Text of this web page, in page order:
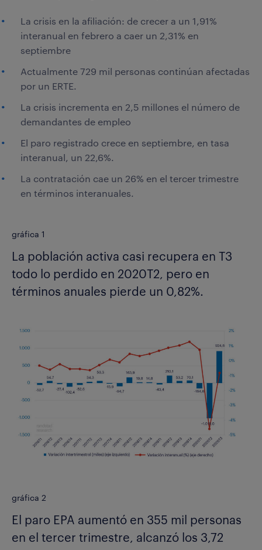
La crisis en la afiliación: de crecer a un 1,91%
interanual en febrero a caer un 2,31% en
septiembre
Actualmente 729 mil personas continúan afectadas
por un ERTE.
La crisis incrementa en 2,5 millones el número de
demandantes de empleo
El paro registrado crece en septiembre, en tasa
interanual, un 22,6%.
La contratación cae un 26% en el tercer trimestre
en términos interanuales.
gráfica 1
La población activa casi recupera en T3
todo lo perdido en 2020T2, pero en
términos anuales pierde un 0,82%.
gráfica 2
El paro EPA aumentó en 355 mil personas
en el tercer trimestre, alcanzó los 3,72